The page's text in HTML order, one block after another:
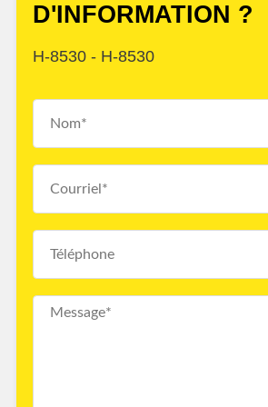
D'INFORMATION ?
H-8530 - H-8530